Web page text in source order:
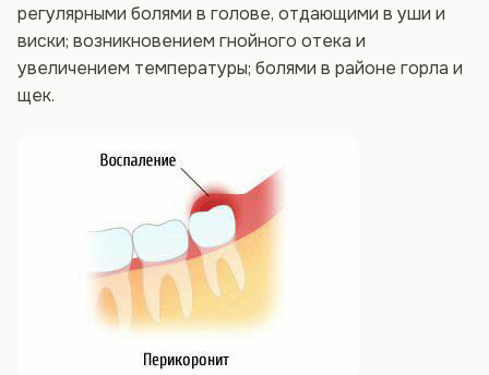
регулярными болями в голове, отдающими в уши и
виски; возникновением гнойного отека и
увеличением температуры; болями в районе горла и
щек.